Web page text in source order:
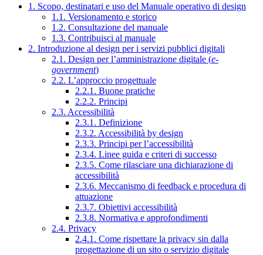
1. Scopo, destinatari e uso del Manuale operativo di design
1.1. Versionamento e storico
1.2. Consultazione del manuale
1.3. Contribuisci al manuale
2. Introduzione al design per i servizi pubblici digitali
2.1. Design per l’amministrazione digitale (e-
government)
2.2. L’approccio progettuale
2.2.1. Buone pratiche
2.2.2. Principi
2.3. Accessibilità
2.3.1. Definizione
2.3.2. Accessibilità by design
2.3.3. Principi per l’accessibilità
2.3.4. Linee guida e criteri di successo
2.3.5. Come rilasciare una dichiarazione di
accessibilità
2.3.6. Meccanismo di feedback e procedura di
attuazione
2.3.7. Obiettivi accessibilità
2.3.8. Normativa e approfondimenti
2.4. Privacy
2.4.1. Come rispettare la privacy sin dalla
progettazione di un sito o servizio digitale